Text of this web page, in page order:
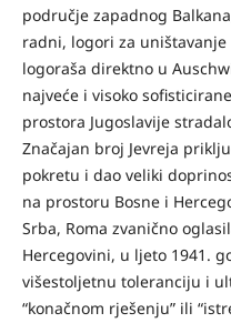
područje zapadnog
radni, logori za
logoraša direktno u
najveće i visoko
prostora Jugoslavije
Značajan broj Jevreja
pokretu i dao veliki
na prostoru Bosne i
Srba, Roma zvanično
Hercegovini, u ljeto 1941.
višestoljetnu toleranciju i
“konačnom rješenju” ili